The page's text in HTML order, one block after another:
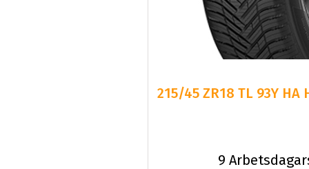
215/45 ZR18 TL 93Y HA
9